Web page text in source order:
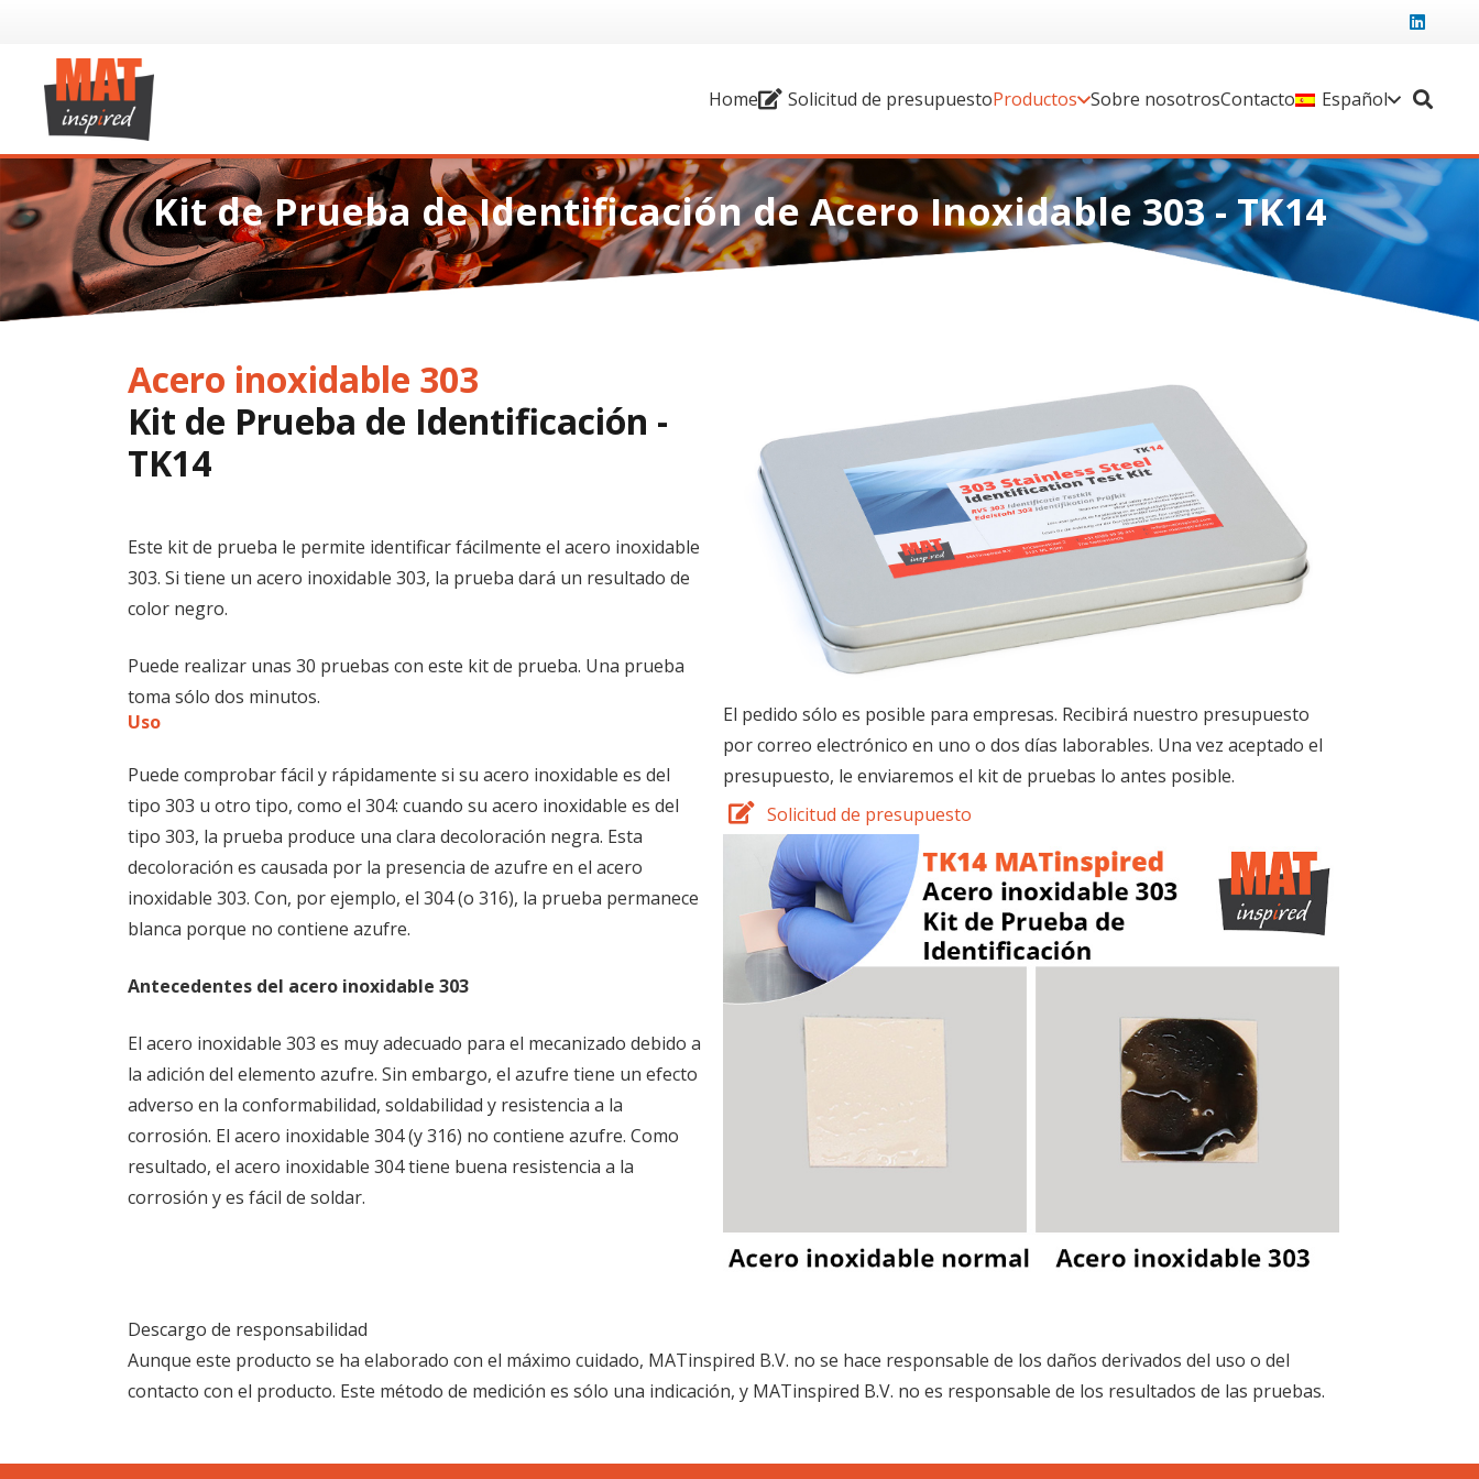
Home Solicitud de presupuestoProductos Sobre nosotrosContacto Español
Kit de Prueba de Identificación de Acero Inoxidable 303 - TK14
Acero inoxidable 303
Kit de Prueba de Identificación -
TK14
Este kit de prueba le permite identificar fácilmente el acero inoxidable
303. Si tiene un acero inoxidable 303, la prueba dará un resultado de
color negro.
Puede realizar unas 30 pruebas con este kit de prueba. Una prueba
toma sólo dos minutos.
Uso
Puede comprobar fácil y rápidamente si su acero inoxidable es del
tipo 303 u otro tipo, como el 304: cuando su acero inoxidable es del
tipo 303, la prueba produce una clara decoloración negra. Esta
decoloración es causada por la presencia de azufre en el acero
inoxidable 303. Con, por ejemplo, el 304 (o 316), la prueba permanece
blanca porque no contiene azufre.
Antecedentes del acero inoxidable 303
El acero inoxidable 303 es muy adecuado para el mecanizado debido a
la adición del elemento azufre. Sin embargo, el azufre tiene un efecto
adverso en la conformabilidad, soldabilidad y resistencia a la
corrosión. El acero inoxidable 304 (y 316) no contiene azufre. Como
resultado, el acero inoxidable 304 tiene buena resistencia a la
corrosión y es fácil de soldar.
El pedido sólo es posible para empresas. Recibirá nuestro presupuesto
por correo electrónico en uno o dos días laborables. Una vez aceptado el
presupuesto, le enviaremos el kit de pruebas lo antes posible.
Solicitud de presupuesto
Descargo de responsabilidad
Aunque este producto se ha elaborado con el máximo cuidado, MATinspired B.V. no se hace responsable de los daños derivados del uso o del
contacto con el producto. Este método de medición es sólo una indicación, y MATinspired B.V. no es responsable de los resultados de las pruebas.